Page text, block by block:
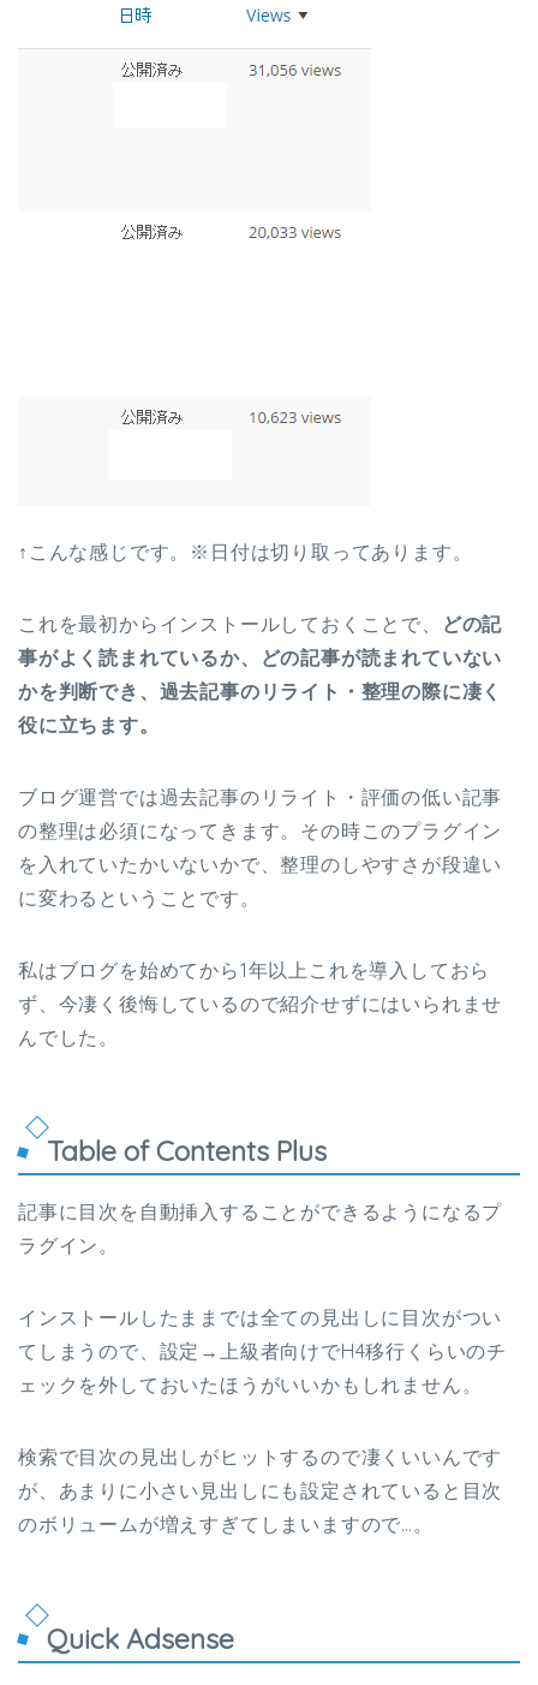
↑こんな感じです。※日付は切り取ってあります。
これを最初からインストールしておくことで、
どの記
事がよく読まれているか、どの記事が読まれていない
かを判断でき、過去記事のリライト・整理の際に凄く
役に立ちます。
ブログ運営では過去記事のリライト・評価の低い記事
の整理は必須になってきます。その時このプラグイン
を入れていたかいないかで、整理のしやすさが段違い
に変わるということです。
私はブログを始めてから1年以上これを導入しておら
ず、今凄く後悔しているので紹介せずにはいられませ
んでした。
Table of Contents Plus
記事に目次を自動挿入することができるようになるプ
ラグイン。
インストールしたままでは全ての見出しに目次がつい
てしまうので、設定→上級者向けでH4移行くらいのチ
ェックを外しておいたほうがいいかもしれません。
検索で目次の見出しがヒットするので凄くいいんです
が、あまりに小さい見出しにも設定されていると目次
のボリュームが増えすぎてしまいますので…。
Quick Adsense